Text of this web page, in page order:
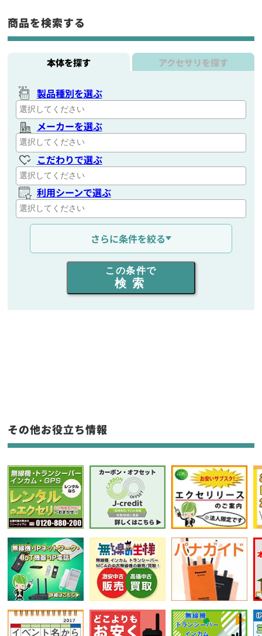
商品を検索する
本体を探す アクセサリを探す
製品種別を選ぶ
メーカーを選ぶ
こだわりで選ぶ
利用シーンで選ぶ
通信距離を選ぶ
出力を選ぶ
同時通話人数を選ぶ
フリーワード入力(製品名等)
選択条件をリセット
さらに条件を絞る
この条件で
検索
その他お役立ち情報